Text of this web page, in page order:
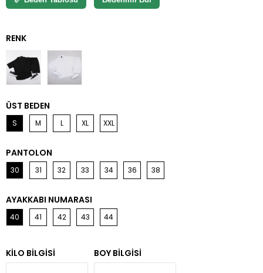
ÜST BEDEN
S M L XL XXL
PANTOLON
30 31 32 33 34 36 38
AYAKKABI NUMARASI
40 41 42 43 44
KILO BILGISI BOY BILGISI